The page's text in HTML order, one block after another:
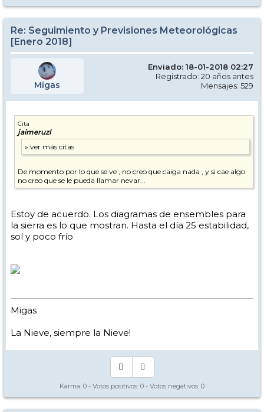
Re: Seguimiento y Previsiones Meteorológicas
[Enero 2018]
Migas
Enviado: 18-01-2018 02:27
Registrado: 20 años antes
Mensajes: 529
Cita
jaimeruzl
De momento por lo que se ve , no creo que caiga nada , y si cae algo
no creo que se le pueda llamar nevar...
Estoy de acuerdo. Los diagramas de ensembles para
la sierra es lo que mostran. Hasta el día 25 estabilidad,
sol y poco frío
Migas
La Nieve, siempre la Nieve!
Karma: 0 - Votos positivos: 0 - Votos negativos: 0